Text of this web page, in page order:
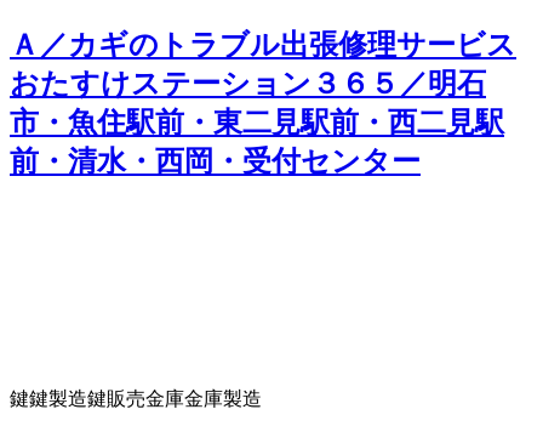
Ａ／カギのトラブル出張修理サービス
おたすけステーション３６５／明石
市・魚住駅前・東二見駅前・西二見駅
前・清水・西岡・受付センター
鍵鍵製造鍵販売金庫金庫製造